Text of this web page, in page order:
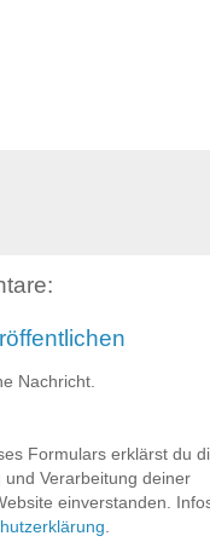
Nachricht.
Formulars erklärst du
Verarbeitung deiner
einverstanden.